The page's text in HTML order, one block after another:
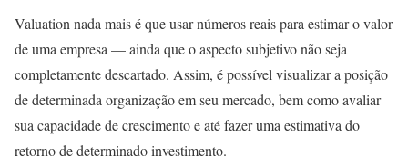
Valuation nada mais é que usar números reais para estimar o valor
de uma empresa — ainda que o aspecto subjetivo não seja
completamente descartado. Assim, é possível visualizar a posição
de determinada organização em seu mercado, bem como avaliar
sua capacidade de crescimento e até fazer uma estimativa do
retorno de determinado investimento.